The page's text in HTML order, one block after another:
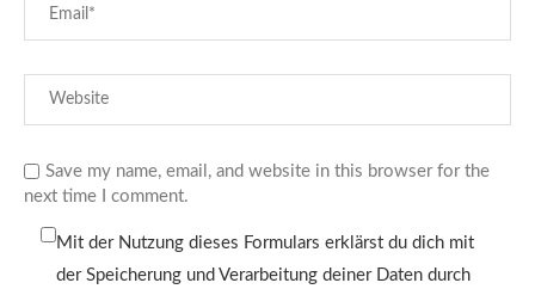
Save my name, email, and website in this browser for the
next time I comment.
Mit der Nutzung dieses Formulars erklärst du dich mit
der Speicherung und Verarbeitung deiner Daten durch